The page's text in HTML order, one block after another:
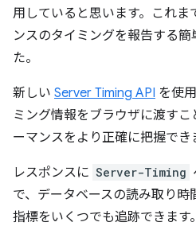
用していると思います。これま
ンスのタイミングを報告する
た。
新しい Server Timing API を使
ミング情報をブラウザに渡す
ーマンスをより正確に把握でき
レスポンスに Server-Timing
で、データベースの読み取り
指標をいくつでも追跡できます。